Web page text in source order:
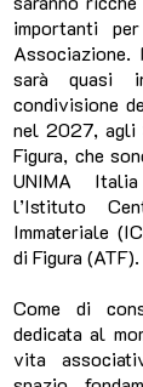
importanti
Associazione.
sarà quasi
condivisione
nel 2027, agli
Figura, che
UNIMA
l’Istituto
Immateriale
di Figura (ATF).
Come di
dedicata al
vita